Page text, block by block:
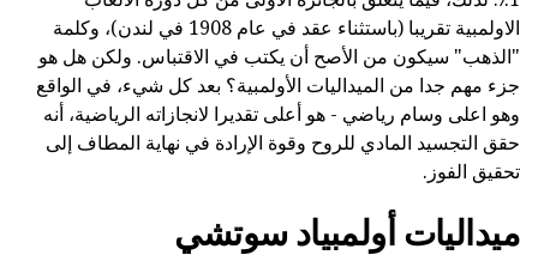
الاولمبية تقريبا (باستثناء عقد في عام 1908 في لندن)، وكلمة
"الذهب" سيكون من الأصح أن يكتب في الاقتباس. ولكن هل هو
جزء مهم جدا من الميداليات الأولمبية؟ بعد كل شيء، في الواقع
وهو اعلى وسام رياضي - هو أعلى تقديرا لانجازاته الرياضية، أنه
حقق التجسيد المادي للروح وقوة الإرادة في نهاية المطاف إلى
تحقيق الفوز.
ميداليات أولمبياد سوتشي